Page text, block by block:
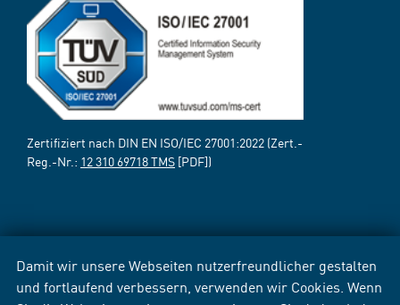
Damit wir unsere Webseiten nutzerfreundlicher gestalten
und fortlaufend verbessern, verwenden wir Cookies. Wenn
Zertifiziert nach DIN EN ISO/IEC 27001:2022 (Zert.-
Reg.-Nr.: 12 310 69718 TMS [PDF])